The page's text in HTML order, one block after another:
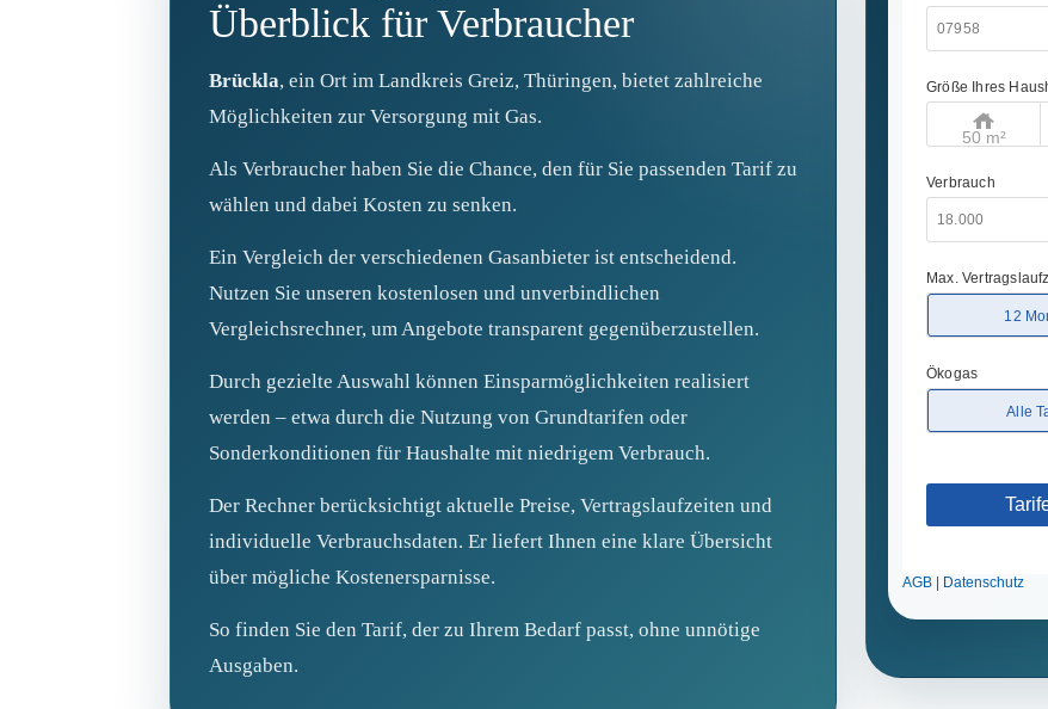
Überblick für Verbraucher
Brückla, ein Ort im Landkreis Greiz, Thüringen, bietet zahlreiche
Möglichkeiten zur Versorgung mit Gas.
Als Verbraucher haben Sie die Chance, den für Sie passenden Tarif zu
wählen und dabei Kosten zu senken.
Ein Vergleich der verschiedenen Gasanbieter ist entscheidend.
Nutzen Sie unseren kostenlosen und unverbindlichen
Vergleichsrechner, um Angebote transparent gegenüberzustellen.
Durch gezielte Auswahl können Einsparmöglichkeiten realisiert
werden – etwa durch die Nutzung von Grundtarifen oder
Sonderkonditionen für Haushalte mit niedrigem Verbrauch.
Der Rechner berücksichtigt aktuelle Preise, Vertragslaufzeiten und
individuelle Verbrauchsdaten. Er liefert Ihnen eine klare Übersicht
über mögliche Kostenersparnisse.
So finden Sie den Tarif, der zu Ihrem Bedarf passt, ohne unnötige
Ausgaben.